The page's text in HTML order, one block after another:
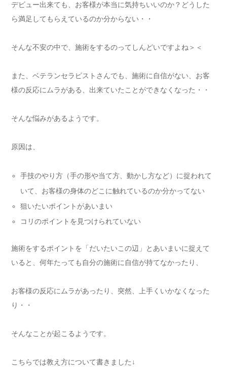
デビュー出来ても、お客様が本当に気持ちいいのか？どうした
ら満足してもらえているのか分からない・・
そんな不安の中で、施術をするのってしんどいですよね＞＜
また、ベテランセラピストさんでも、施術に自信がない、お客
様の反応にムラがある、出来ていたことができなくなった・・
そんな悩みがあるようです。
原因は、
手技のやり方（手の形や当て方、動かし方など）に捉われて
いて、お客様の身体のどこに触れているのか分かってない
狙いたいポイントがあいまい
コリのポイントを見つけられていない
施術をするポイントを「だいたいこの辺」とあいまいに捉えて
いると、何年たっても自分の施術に自信が持てなかったり、
お客様の反応にムラがあったり、突然、上手くいかなくなった
り・・
そんなことが起こるようです。
こちらでは教え方について書きました↓